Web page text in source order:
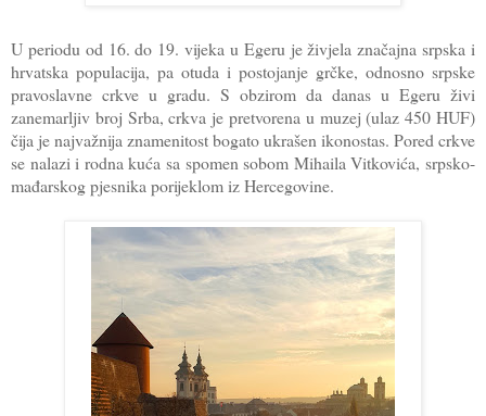
U periodu od 16. do 19. vijeka u Egeru je živjela značajna srpska i
hrvatska populacija, pa otuda i postojanje grčke, odnosno srpske
pravoslavne crkve u gradu. S obzirom da danas u Egeru živi
zanemarljiv broj Srba, crkva je pretvorena u muzej (ulaz 450 HUF)
čija je najvažnija znamenitost bogato ukrašen ikonostas. Pored crkve
se nalazi i rodna kuća sa spomen sobom Mihaila Vitkovića, srpsko-
mađarskog pjesnika porijeklom iz Hercegovine.